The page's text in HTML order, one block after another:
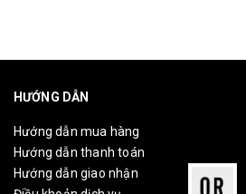
HƯỚNG DẪN
Hướng dẫn mua hàng
Hướng dẫn thanh toán
Hướng dẫn giao nhận